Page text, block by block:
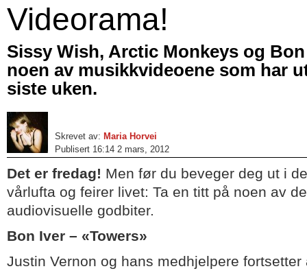
Videorama!
Sissy Wish, Arctic Monkeys og
noen av musikkvideoene som har
siste uken.
Skrevet av: Maria Horvei
Publisert 16:14 2 mars, 2012
Det er fredag! Men før du beveger deg ut i
vårlufta og feirer livet: Ta en titt på noen av
audiovisuelle godbiter.
Bon Iver – «Towers»
Justin Vernon og hans medhjelpere fortsetter